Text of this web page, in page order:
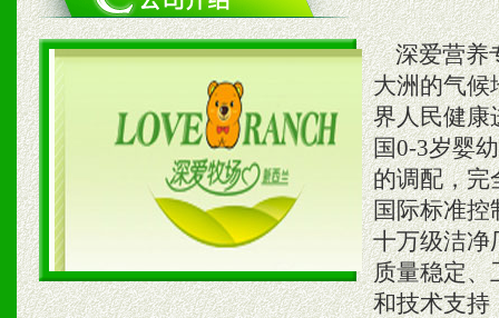
深爱营养
大洲的气候
界人民健康
国0-3岁婴
的调配，完
国际标准控
十万级洁净
质量稳定、
和技术支持